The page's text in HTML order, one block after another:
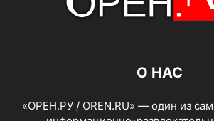
О НАС
«ОРЕН.РУ / OREN.RU» — один из